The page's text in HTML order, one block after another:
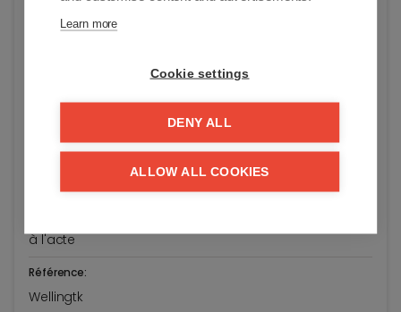
Adresse:
Etat général:
à l'acte
Référence:
Wellingtk
Learn more
Cookie settings
DENY ALL
ALLOW ALL COOKIES